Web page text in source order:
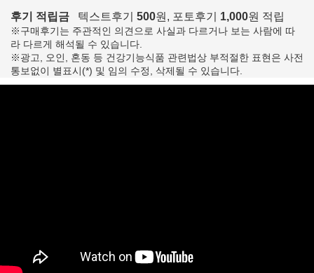
후기 적립금 텍스트후기 500원, 포토후기 1,000원 적립
※구매후기는 주관적인 의견으로 사실과 다르거나 보는 사람에 따
라 다르게 해석될 수 있습니다.
※광고, 오인, 혼동 등 건강기능식품 관련법상 부적절한 표현은 사전
통보없이 별표시(*) 및 임의 수정, 삭제될 수 있습니다.